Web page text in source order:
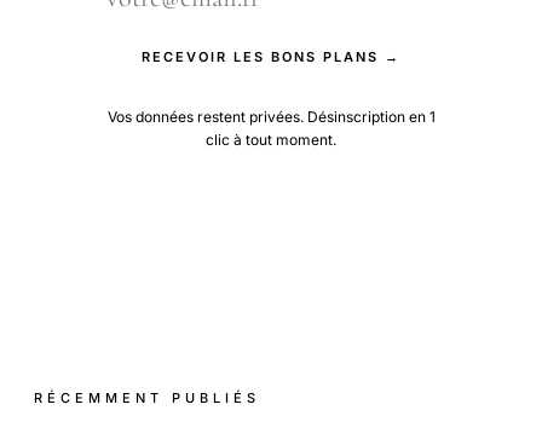
RECEVOIR LES BONS PLANS →
Vos données restent privées. Désinscription en 1
clic à tout moment.
RÉCEMMENT PUBLIÉS